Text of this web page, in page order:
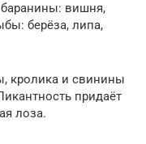
вишня,
берёза, липа,
кролика и свинины
придаёт
лоза.